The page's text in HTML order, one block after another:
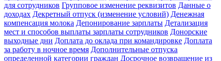
для сотрудников Групповое изменение реквизитов Данные о
доходах Декретный отпуск (изменение условий) Денежная
компенсация молока Депонирование зарплаты Детализация
мест и способов выплаты зарплаты сотрудников Донорские
выходные дни Доплата до оклада при командировке Доплата
за работу в ночное время Дополнительные отпуска
определенной категории граждан Досрочное возвращение из